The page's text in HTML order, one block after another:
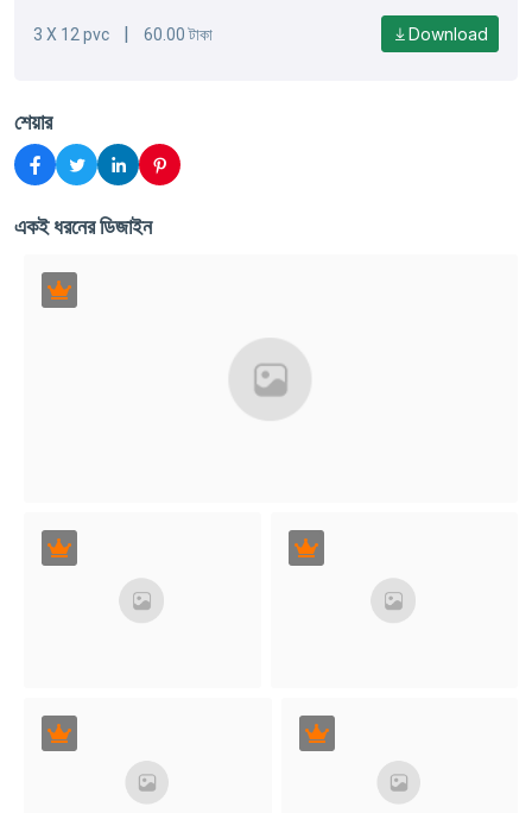
3 X 12 pvc | 60.00 টাকা Download
শেয়ার
একই ধরনের ডিজাইন